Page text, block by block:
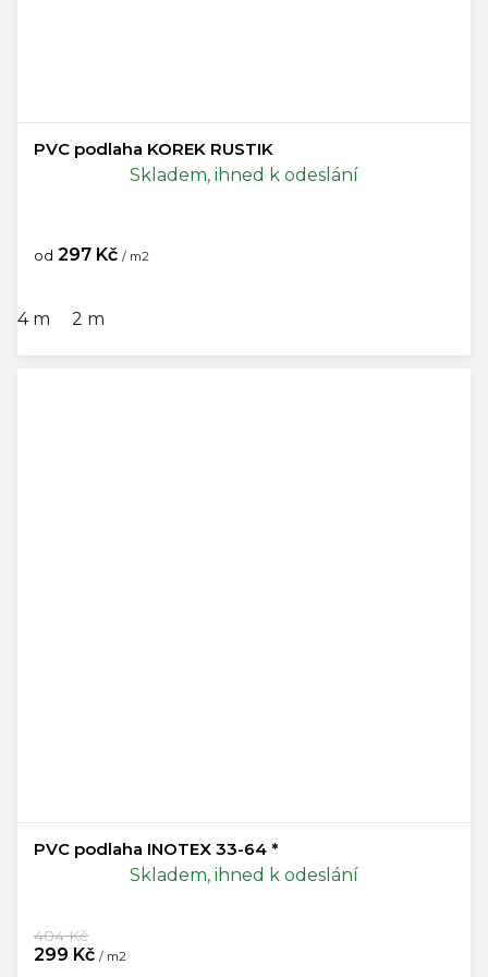
PVC podlaha KOREK RUSTIK
Skladem, ihned k odeslání
od 297 Kč / m2
4 m 2 m
PVC podlaha INOTEX 33-64 *
Skladem, ihned k odeslání
299 Kč / m2
404 Kč